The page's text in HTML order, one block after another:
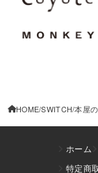
HOME SWITCH 本屋
ホーム
特定商